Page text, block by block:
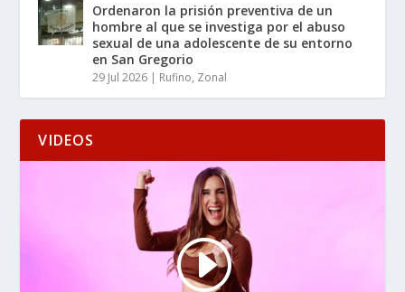
Ordenaron la prisión preventiva de un
hombre al que se investiga por el abuso
sexual de una adolescente de su entorno
en San Gregorio
29 Jul 2026 | Rufino, Zonal
VIDEOS